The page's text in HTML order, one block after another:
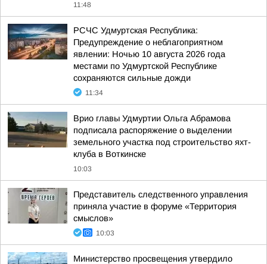
11:48
РСЧС Удмуртская Республика:
Предупреждение о неблагоприятном
явлении: Ночью 10 августа 2026 года
местами по Удмуртской Республике
сохраняются сильные дожди
11:34
Врио главы Удмуртии Ольга Абрамова
подписала распоряжение о выделении
земельного участка под строительство яхт-
клуба в Воткинске
10:03
Представитель следственного управления
приняла участие в форуме «Территория
смыслов»
10:03
Министерство просвещения утвердило